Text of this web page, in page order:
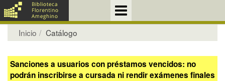
Inicio Catálogo
Sanciones a usuarios con préstamos vencidos: no
podrán inscribirse a cursada ni rendir exámenes finales